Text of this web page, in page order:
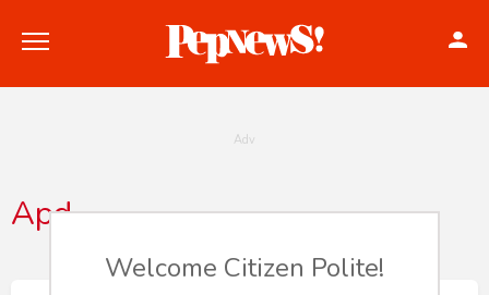
Politik
Apd
Welcome Citizen Polite!